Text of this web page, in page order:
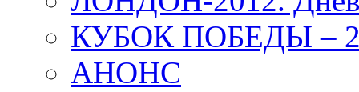
КУБОК ПОБЕДЫ –
АНОНС